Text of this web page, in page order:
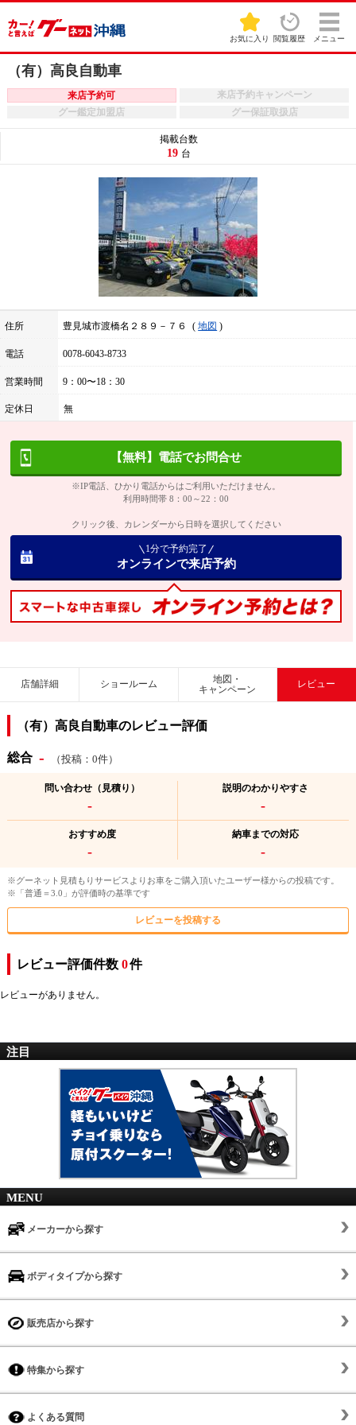
お気に入り 閲覧履歴 メニュー
（有）高良自動車
来店予約可
来店予約キャンペーン
グー鑑定加盟店
グー保証取扱店
住所 豊見城市渡橋名２８９－７６ 地図
電話 0078-6043-8733
営業時間 9：00〜18：30
定休日 無
掲載台数
19 台
【無料】電話でお問合せ
※IP電話、ひかり電話からはご利用いただけません。
利用時間帯 8：00～22：00
クリック後、カレンダーから日時を選択してください
1分で予約完了
オンラインで来店予約
店舗詳細 ショールーム
地図・
キャンペーン
レビュー
（有）高良自動車のレビュー評価
総合 - （投稿：0件）
問い合わせ（見積り）
-
説明のわかりやすさ
-
おすすめ度
-
納車までの対応
-
※グーネット見積もりサービスよりお車をご購入頂いたユーザー様からの投稿です。
※「普通＝3.0」が評価時の基準です
レビューを投稿する
レビュー評価件数 0件
レビューがありません。
注目
MENU
メーカーから探す
ボディタイプから探す
販売店から探す
特集から探す
よくある質問